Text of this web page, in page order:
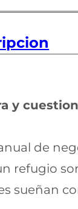
y
de
refugio
sueñan